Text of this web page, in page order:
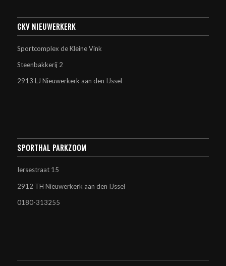
CKV NIEUWERKERK
Sportcomplex de Kleine Vink
Steenbakkerij 2
2913 LJ Nieuwerkerk aan den IJssel
SPORTHAL PARKZOOM
Iersestraat 15
2912 TH Nieuwerkerk aan den IJssel
0180-313255